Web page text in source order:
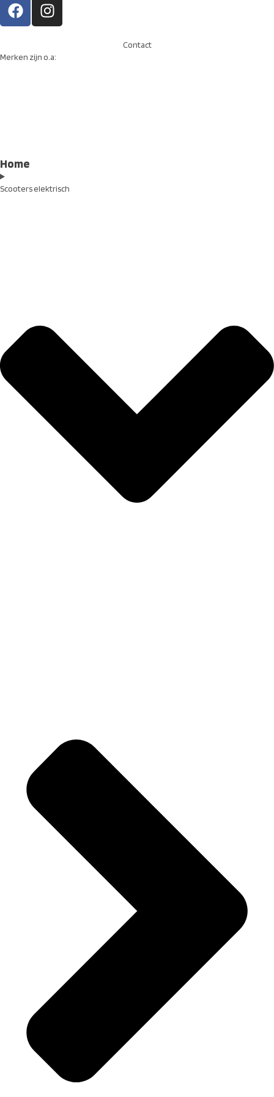
Merken zijn o.a:
Contact
Home
Scooters elektrisch